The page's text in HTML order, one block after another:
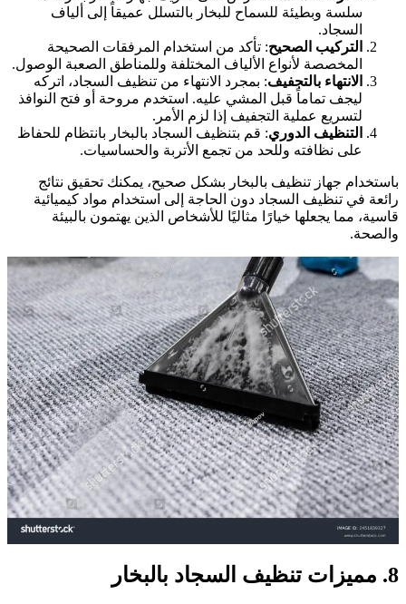
سلسة وبطيئة للسماح للبخار بالتسلل عميقاً إلى ألياف
السجاد.
التركيب الصحيح: تأكد من استخدام المرفقات الصحيحة
المخصصة لأنواع الألياف المختلفة وللمناطق الصعبة الوصول.
الانتهاء بالتجفيف: بمجرد الانتهاء من تنظيف السجاد، اتركه
ليجف تماماً قبل المشي عليه. استخدم مروحة أو فتح النوافذ
لتسريع عملية التجفيف إذا لزم الأمر.
التنظيف الدوري: قم بتنظيف السجاد بالبخار بانتظام للحفاظ
على نظافته وللحد من تجمع الأتربة والحساسيات.
باستخدام جهاز تنظيف بالبخار بشكل صحيح، يمكنك تحقيق نتائج
رائعة في تنظيف السجاد دون الحاجة إلى استخدام مواد كيميائية
قاسية، مما يجعلها خيارًا مثاليًا للأشخاص الذين يهتمون بالبيئة
والصحة.
8. مميزات تنظيف السجاد بالبخار